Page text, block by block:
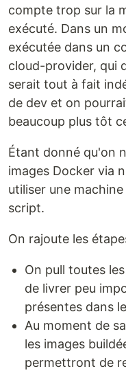
compte trop sur la
exécuté. Dans un
exécutée dans un
cloud-provider, qui
serait tout à fait
de dev et on
beaucoup plus tôt
Étant donné qu'on
images Docker via
utiliser une
script.
On rajoute les
On pull toutes
de livrer peu
présentes dans
Au moment de
les images
permettront de